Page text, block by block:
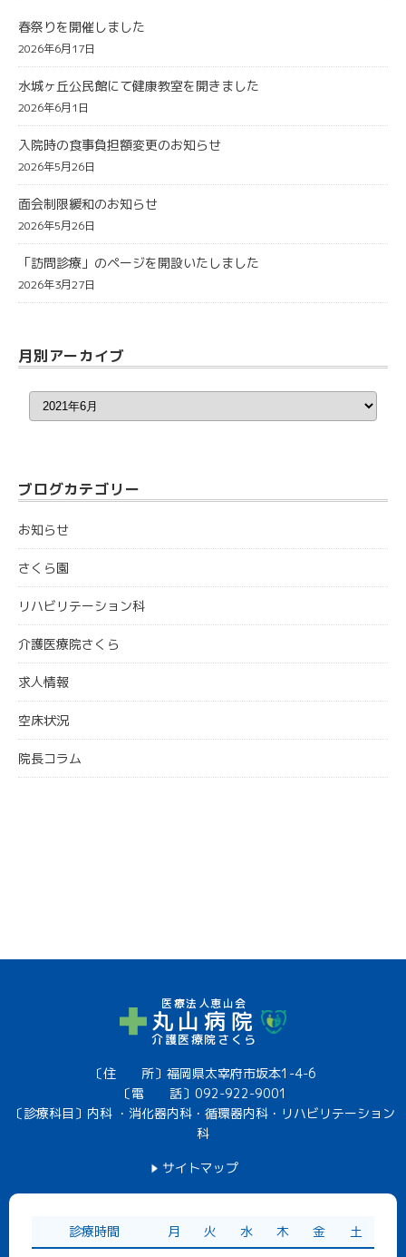
春祭りを開催しました
2026年6月17日
水城ヶ丘公民館にて健康教室を開きました
2026年6月1日
入院時の食事負担額変更のお知らせ
2026年5月26日
面会制限緩和のお知らせ
2026年5月26日
「訪問診療」のページを開設いたしました
2026年3月27日
月別アーカイブ
別
ー
ブログカテゴリー
お知らせ
さくら園
リハビリテーション科
介護医療院さくら
求人情報
空床状況
院長コラム
医療法人恵山会
丸山病院
介護医療院さくら
〔住 所〕福岡県太宰府市坂本1-4-6
〔電 話〕 092-922-9001
〔診療科目〕内科 ・消化器内科・循環器内科・リハビリテーション
科
サイトマップ
診療時間 月 火 水 木 金
土